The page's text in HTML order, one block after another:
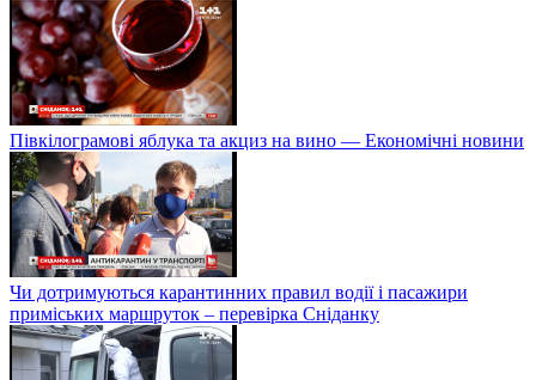
Півкілограмові яблука та акциз на вино — Економічні новини
Чи дотримуються карантинних правил водії і пасажири
приміських маршруток – перевірка Сніданку